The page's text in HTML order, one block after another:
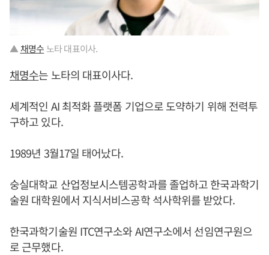
▲채명수 노타 대표이사.
채명수는 노타의 대표이사다.
세계적인 AI 최적화 플랫폼 기업으로 도약하기 위해 전력투
구하고 있다.
1989년 3월17일 태어났다.
숭실대학교 산업정보시스템공학과를 졸업하고 한국과학기
술원 대학원에서 지식서비스공학 석사학위를 받았다.
한국과학기술원 ITC연구소와 AI연구소에서 선임연구원으
로 근무했다.